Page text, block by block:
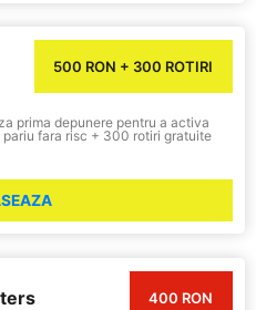
500 RON + 300 ROTIRI
prima depunere pentru a activa
fara risc + 300 rotiri gratuite
400 RON